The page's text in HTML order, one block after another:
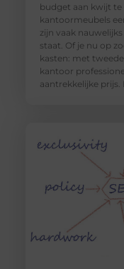
budget aan kwijt te
kantoormeubels
zijn vaak
staat. Of je nu op
kasten: met
kantoor
aantrekkelijke prijs.